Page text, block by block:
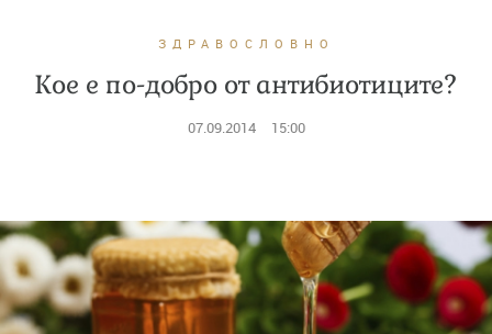
ЗДРАВОСЛОВНО
Кое е по-добро от антибиотиците?
07.09.2014 15:00